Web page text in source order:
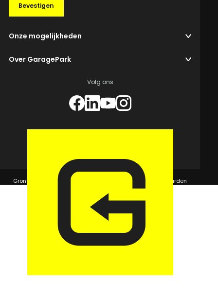
Bevestigen
Onze mogelijkheden
Over GaragePark
Volg ons
© 2026 GaragePark.
Grondposities
365Beheer & GaragePark Algemene voorwaarden